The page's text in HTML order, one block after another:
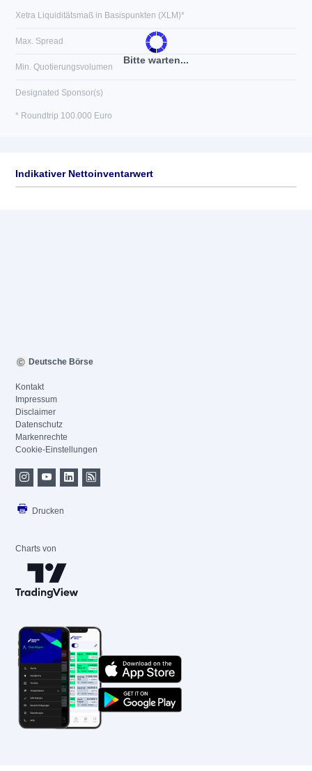
Bitte warten...
Xetra Liquiditätsmaß in Basispunkten (XLM)*
Max. Spread
Min. Quotierungsvolumen
Designated Sponsor(s)
* Roundtrip 100.000 Euro
Indikativer Nettoinventarwert
Deutsche Börse
Kontakt
Impressum
Disclaimer
Datenschutz
Markenrechte
Cookie-Einstellungen
Drucken
Charts von